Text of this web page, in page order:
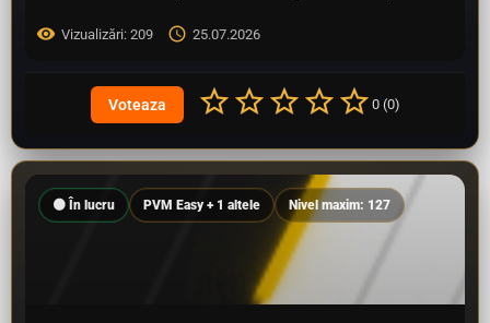
Vizualizări: 209 25.07.2026
0 (0)
🟠 În lucru PVM Easy + 1 altele Nivel maxim: 127